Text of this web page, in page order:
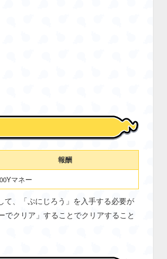
報酬
マネー
、「ぷにじろう」を入手する必要が
クリア」することでクリアすること